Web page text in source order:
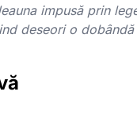
impusă prin
deseori o